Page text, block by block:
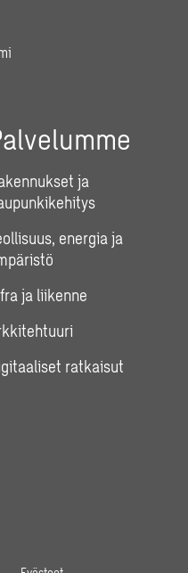
ja
energia ja
ja liikenne
ratkaisut